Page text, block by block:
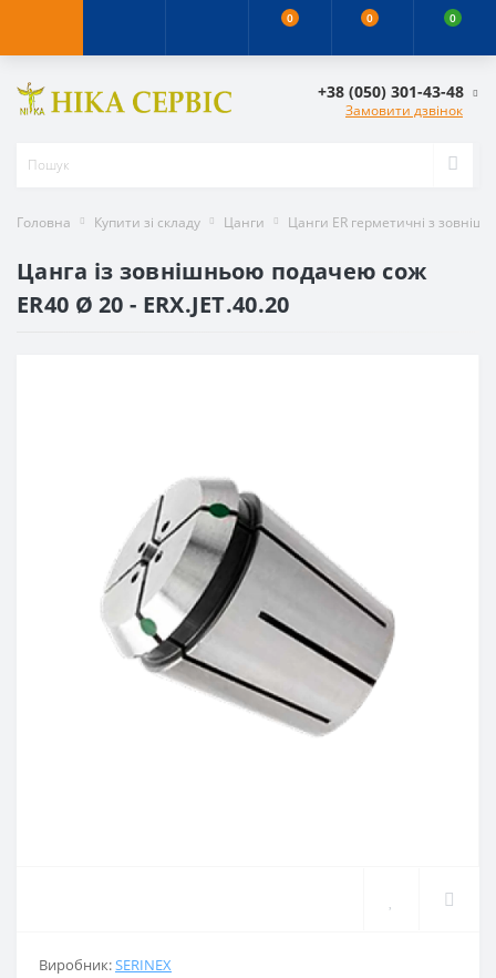
0 0 0
+38 (050) 301-43-48
Замовити дзвінок
Головна Купити зі складу Цанги Цанги ER герметичні з
Цанга із зовнішньою подачею сож
ER40 Ø 20 - ERX.JET.40.20
Виробник:SERINEX